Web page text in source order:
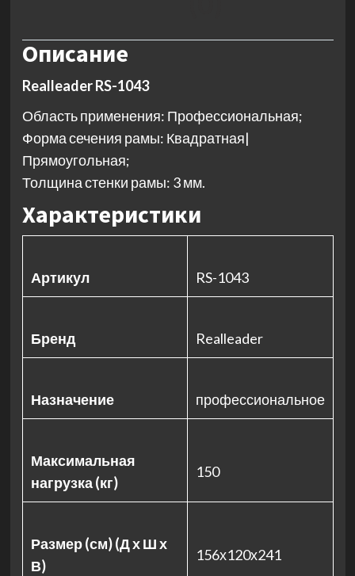
Описание
Realleader RS-1043
Область применения: Профессиональная;
Форма сечения рамы: Квадратная|
Прямоугольная;
Толщина стенки рамы: 3 мм.
Характеристики
Артикул RS-1043
Бренд Realleader
Назначение профессиональное
Максимальная
нагрузка (кг)
150
Размер (см) (Д х Ш х
В)
156х120х241